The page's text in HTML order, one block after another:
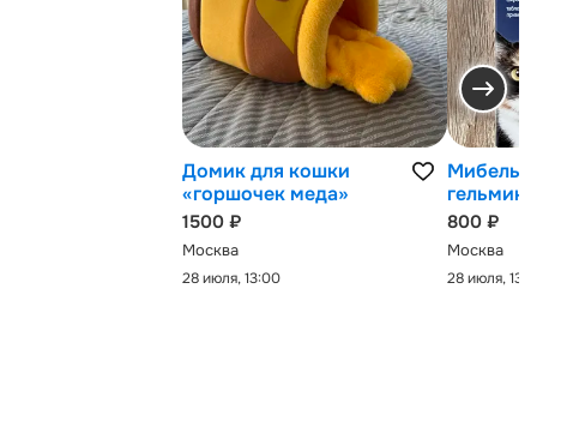
Домик для кошки
«горшочек меда»
1500 ₽
Москва
28 июля, 13:00
Мибельмакс
гельминтов
800 ₽
Москва
28 июля, 13:00